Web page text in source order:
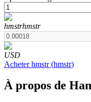
hmstrhmstr
USD
Acheter hmstr(hmstr)
À propos de